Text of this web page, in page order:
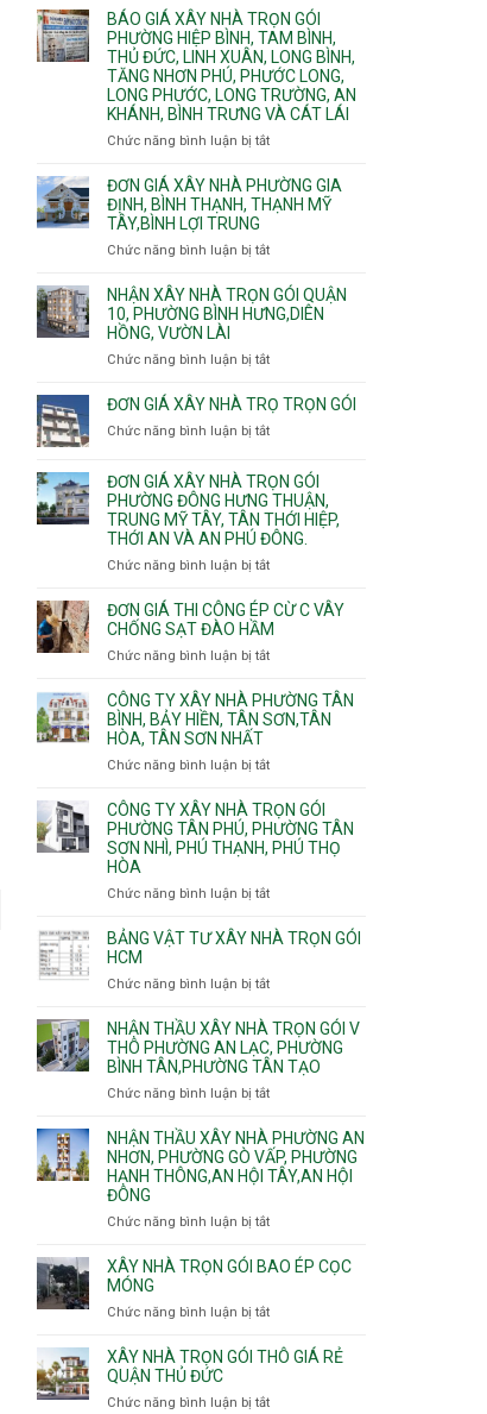
Một
Phường
Tân
Uyên.
thô
nhân
công
hoàn
thiện
giá
xây
căn
hộ
dịch
vụ
BÁO GIÁ XÂY NHÀ TRỌN GÓI
PHƯỜNG HIỆP BÌNH, TAM BÌNH,
THỦ ĐỨC, LINH XUÂN, LONG BÌNH,
TĂNG NHƠN PHÚ, PHƯỚC LONG,
LONG PHƯỚC, LONG TRƯỜNG, AN
KHÁNH, BÌNH TRƯNG VÀ CÁT LÁI
Chức năng bình luận bị tắtở
giá
xây
Phường
Hiệp
Bình,
Bình,
Đức,
Bình,
Tăng
Nhơn
Phú,
Phước
Long
Phước,
Khánh,
Bình
và
Lái
ĐƠN GIÁ XÂY NHÀ PHƯỜNG GIA
ĐỊNH, BÌNH THẠNH, THẠNH MỸ
TÂY,BÌNH LỢI TRUNG
Chức năng bình luận bị tắtở
giá
xây
Bình
Thạnh,
Mỹ
Tây,Bình
Lợi
Trung
NHẬN XÂY NHÀ TRỌN GÓI QUẬN
10, PHƯỜNG BÌNH HƯNG,DIÊN
HỒNG, VƯỜN LÀI
Chức năng bình luận bị tắtở
xây
trọn
Quận
10,
Phường
Bình
Hưng,Diên
Vườn
Lài
ĐƠN GIÁ XÂY NHÀ TRỌ TRỌN GÓI
Chức năng bình luận bị tắtở
giá
xây
nhà
trọ
gói
ĐƠN GIÁ XÂY NHÀ TRỌN GÓI
PHƯỜNG ĐÔNG HƯNG THUẬN,
TRUNG MỸ TÂY, TÂN THỚI HIỆP,
THỚI AN VÀ AN PHÚ ĐÔNG.
Chức năng bình luận bị tắtở
giá
xây
Phường
Đông
Thuận,
Mỹ
Tây,
Tân
Hiệp,
An
và
Phú
ĐƠN GIÁ THI CÔNG ÉP CỪ C VÂY
CHỐNG SẠT ĐÀO HẦM
Chức năng bình luận bị tắtở
giá
thi
vây
chống
sạt
hầm
CÔNG TY XÂY NHÀ PHƯỜNG TÂN
BÌNH, BẢY HIỀN, TÂN SƠN,TÂN
HÒA, TÂN SƠN NHẤT
Chức năng bình luận bị tắtở
ty
xây
nhà
Bảy
Hiền,
Sơn,Tân
Tân
Sơn
Nhất
CÔNG TY XÂY NHÀ TRỌN GÓI
PHƯỜNG TÂN PHÚ, PHƯỜNG TÂN
SƠN NHÌ, PHÚ THẠNH, PHÚ THỌ
HÒA
Chức năng bình luận bị tắtở
ty
Phường
Tân
Phú,
Phường
Sơn
Nhì,
Phú
Phú
Hòa
BẢNG VẬT TƯ XÂY NHÀ TRỌN GÓI
HCM
Chức năng bình luận bị tắtở
vật
tư
xây
HCM
NHẬN THẦU XÂY NHÀ TRỌN GÓI V
THÔ PHƯỜNG AN LẠC, PHƯỜNG
BÌNH TÂN,PHƯỜNG TÂN TẠO
Chức năng bình luận bị tắtở
thầu
xây
nhà
Phường
Lạc,
Bình
Tân
NHẬN THẦU XÂY NHÀ PHƯỜNG AN
NHƠN, PHƯỜNG GÒ VẤP, PHƯỜNG
HẠNH THÔNG,AN HỘI TÂY,AN HỘI
ĐÔNG
Chức năng bình luận bị tắtở
thầu
An
Nhơn,
Gò
XÂY NHÀ TRỌN GÓI BAO ÉP CỌC
MÓNG
Chức năng bình luận bị tắtở
nhà
XÂY NHÀ TRỌN GÓI THÔ GIÁ RẺ
QUẬN THỦ ĐỨC
Chức năng bình luận bị tắtở